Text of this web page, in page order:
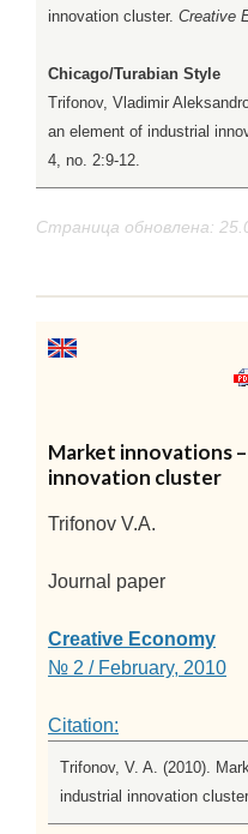
innovation cluster. Creative
Chicago/Turabian Style
Trifonov, Vladimir
an element of industrial
4, no. 2:9-12.
Страница обновлена:
Market innovations
innovation cluster
Trifonov V.A.
Journal paper
Creative Economy
№ 2 / February, 2010
Citation:
Trifonov, V. A. (2010).
industrial innovation